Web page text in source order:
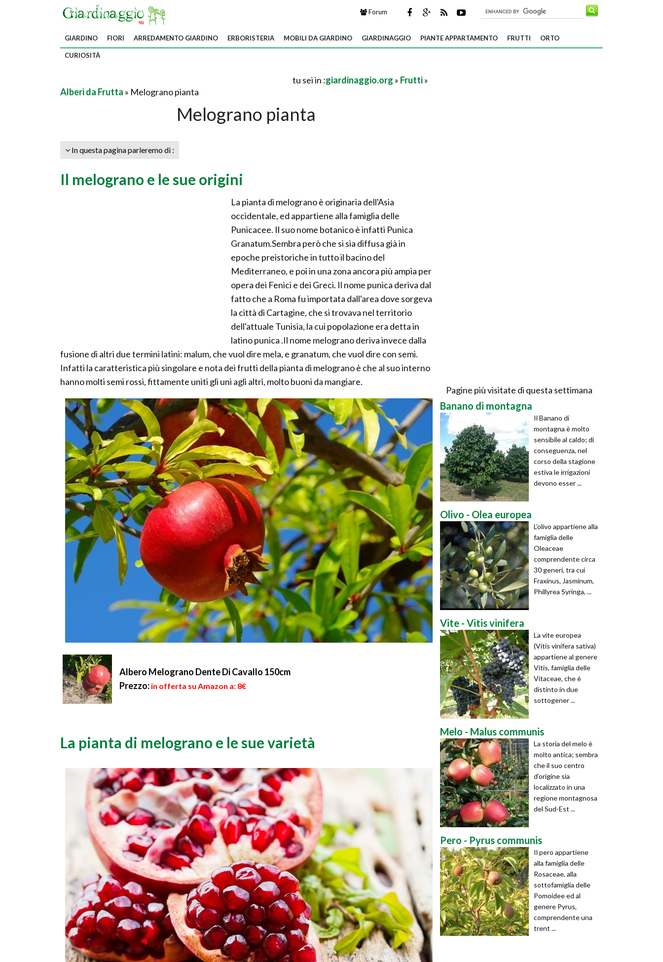
Forum
GIARDINO FIORI ARREDAMENTO GIARDINO ERBORISTERIA MOBILI DA GIARDINO GIARDINAGGIO PIANTE APPARTAMENTO FRUTTI ORTO
CURIOSITÀ
tu sei in :giardinaggio.org » Frutti»
Alberi da Frutta » Melograno pianta
Melograno pianta
In questa pagina parleremo di :
Il melograno e le sue origini
La pianta di melograno è originaria dell'Asia
occidentale, ed appartiene alla famiglia delle
Punicacee. Il suo nome botanico è infatti Punica
Granatum.Sembra però che si sia diffusa già in
epoche preistoriche in tutto il bacino del
Mediterraneo, e poi in una zona ancora più ampia per
opera dei Fenici e dei Greci. Il nome punica deriva dal
fatto che a Roma fu importata dall'area dove sorgeva
la città di Cartagine, che si trovava nel territorio
dell'attuale Tunisia, la cui popolazione era detta in
latino punica .Il nome melograno deriva invece dalla
fusione di altri due termini latini: malum, che vuol dire mela, e granatum, che vuol dire con semi.
Infatti la caratteristica più singolare e nota dei frutti della pianta di melograno è che al suo interno
hanno molti semi rossi, fittamente uniti gli uni agli altri, molto buoni da mangiare.
Albero Melograno Dente Di Cavallo 150cm
Prezzo: in offerta su Amazon a: 8€
La pianta di melograno e le sue varietà
Pagine più visitate di questa settimana
Banano di montagna
Il Banano di
montagna è molto
sensibile al caldo; di
conseguenza, nel
corso della stagione
estiva le irrigazioni
devono esser ...
Olivo - Olea europea
L’olivo appartiene alla
famiglia delle
Oleaceae
comprendente circa
30 generi, tra cui
Fraxinus, Jasminum,
Phillyrea Syringa, ...
Vite - Vitis vinifera
La vite europea
(Vitis vinifera sativa)
appartiene al genere
Vitis, famiglia delle
Vitaceae, che è
distinto in due
sottogener ...
Melo - Malus communis
La storia del melo è
molto antica; sembra
che il suo centro
d’origine sia
localizzato in una
regione montagnosa
del Sud-Est ...
Pero - Pyrus communis
Il pero appartiene
alla famiglia delle
Rosaceae, alla
sottofamiglia delle
Pomoidee ed al
genere Pyrus,
comprendente una
trent ...